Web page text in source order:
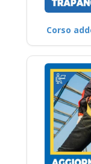
Corso